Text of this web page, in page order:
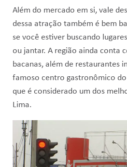
Além do mercado em si, vale
dessa atração também é bem
se você estiver buscando
ou jantar. A região ainda conta
bacanas, além de restaurantes
famoso centro gastronômico
que é considerado um dos
Lima.